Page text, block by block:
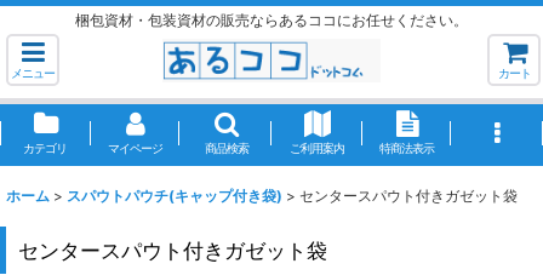
梱包資材・包装資材の販売ならあるココにお任せください。
メニュー カート
カテゴリ マイページ 商品検索 ご利用案内 特商法表示
ホーム > スパウトパウチ(キャップ付き袋) > センタースパウト付きガゼット袋
センタースパウト付きガゼット袋